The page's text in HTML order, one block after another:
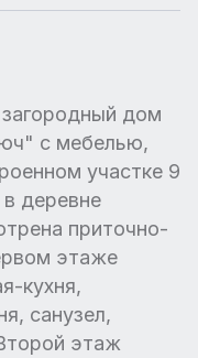
дом
с мебелью,
участке 9
деревне
приточно-
этаже
кухня,
санузел,
этаж